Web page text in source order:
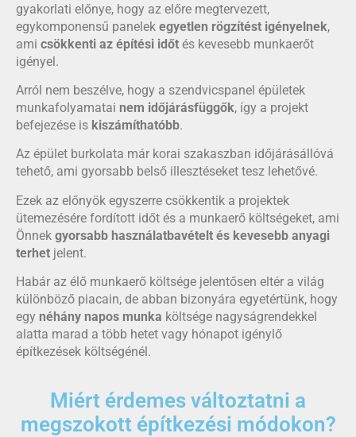
gyakorlati előnye, hogy az előre megtervezett,
egykomponensű panelek egyetlen rögzítést igényelnek,
ami csökkenti az építési időt és kevesebb munkaerőt
igényel.
Arról nem beszélve, hogy a szendvicspanel épületek
munkafolyamatai nem időjárásfüggők, így a projekt
befejezése is kiszámíthatóbb.
Az épület burkolata már korai szakaszban időjárásállóvá
tehető, ami gyorsabb belső illesztéseket tesz lehetővé.
Ezek az előnyök egyszerre csökkentik a projektek
ütemezésére fordított időt és a munkaerő költségeket, ami
Önnek gyorsabb használatbavételt és kevesebb anyagi
terhet jelent.
Habár az élő munkaerő költsége jelentősen eltér a világ
különböző piacain, de abban bizonyára egyetértünk, hogy
egy néhány napos munka költsége nagyságrendekkel
alatta marad a több hetet vagy hónapot igénylő
építkezések költségénél.
Miért érdemes változtatni a
megszokott építkezési módokon?